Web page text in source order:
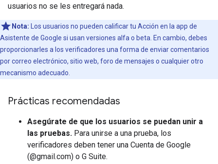
usuarios no se les entregará nada.
Nota: Los usuarios no pueden calificar tu Acción en la app de
Asistente de Google si usan versiones alfa o beta. En cambio, debes
proporcionarles a los verificadores una forma de enviar comentarios
por correo electrónico, sitio web, foro de mensajes o cualquier otro
mecanismo adecuado.
Prácticas recomendadas
Asegúrate de que los usuarios se puedan unir a
las pruebas. Para unirse a una prueba, los
verificadores deben tener una Cuenta de Google
(@gmail.com) o G Suite.